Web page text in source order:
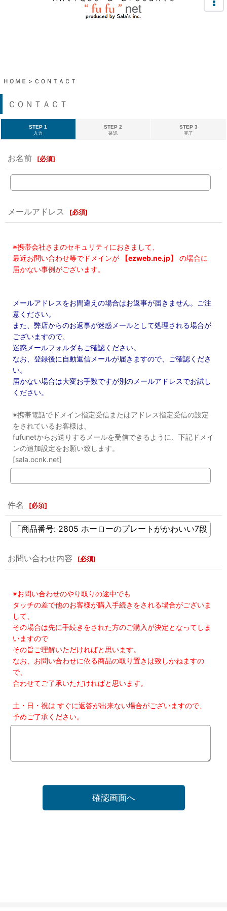
ＨＯＭＥ > ＣＯＮＴＡＣＴ
ＣＯＮＴＡＣＴ
STEP 1
入力
STEP 2
確認
STEP 3
完了
お名前 [必須]
メールアドレス [必須]
※携帯会社さまのセキュリティにおきまして、
最近お問い合わせ等でドメインが
【ezweb.ne.jp】
の場合に
届かない事例がございます。
メールアドレスをお間違えの場合はお返事が届きません。ご注
意ください。
また、弊店からのお返事が迷惑メールとして処理される場合が
ございますので、
迷惑メールフォルダもご確認ください。
なお、登録後に自動返信メールが届きますので、ご確認くださ
い。
届かない場合は大変お手数ですが別のメールアドレスでお試し
ください。
※携帯電話でドメイン指定受信またはアドレス指定受信の設定
をされているお客様は、
fufunetからお送りするメールを受信できるように、下記ドメイ
ンの追加設定をお願い致します。
[sala.ocnk.net]
件名 [必須]
お問い合わせ内容 [必須]
※お問い合わせのやり取りの途中でも
タッチの差で他のお客様が購入手続きをされる場合がございま
して、
その場合は先に手続きをされた方のご購入が決定となってしま
いますので
その旨ご理解いただければと思います。
なお、お問い合わせに依る商品の取り置きは致しかねますの
で、
合わせてご了承いただければと思います。
土・日・祝は すぐに返答が出来ない場合がございますので、
予めご了承ください。
確認画面へ